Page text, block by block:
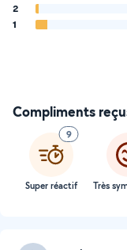
2
1
Compliments
9
Super réactif Très